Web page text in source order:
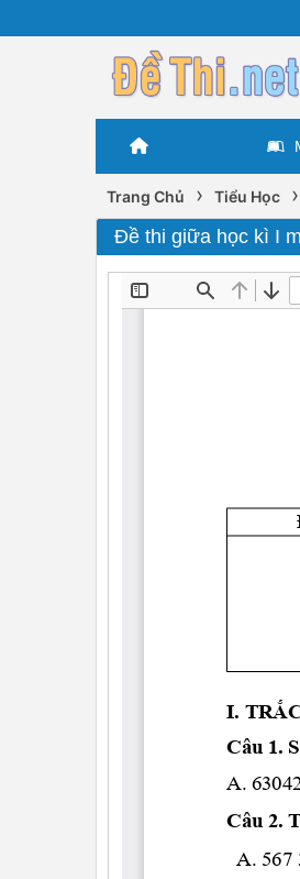
Trang Chủ › Tiểu Học ›
Đề thi giữa học kì I